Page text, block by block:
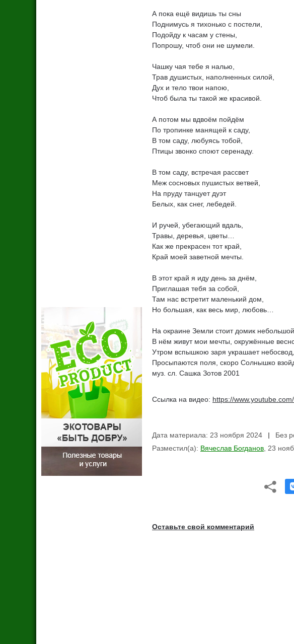
А пока ещё видишь ты сны
Поднимусь я тихонько с постели,
Подойду к часам у стены,
Попрошу, чтоб они не шумели.
Чашку чая тебе я налью,
Трав душистых, наполненных силой,
Дух и тело твои напою,
Чтоб была ты такой же красивой.
А потом мы вдвоём пойдём
По тропинке манящей к саду,
В том саду, любуясь тобой,
Птицы звонко споют серенаду.
В том саду, встречая рассвет
Меж сосновых пушистых ветвей,
На пруду танцует дуэт
Белых, как снег, лебедей.
И ручей, убегающий вдаль,
Травы, деревья, цветы…
Как же прекрасен тот край,
Край моей заветной мечты.
В этот край я иду день за днём,
Приглашая тебя за собой,
Там нас встретит маленький дом,
Но большая, как весь мир, любовь…
На окраине Земли стоит домик небольшой,
В нём живут мои мечты, окружённые
Утром вспышкою заря украшает небосвод,
Просыпаются поля, скоро Солнышко
муз. сл. Сашка Зотов 2001
Ссылка на видео: https://
Дата материала: 23 ноября 2024
Без
Разместил(а): Вячеслав Богданов 23
Оставьте свой комментарий